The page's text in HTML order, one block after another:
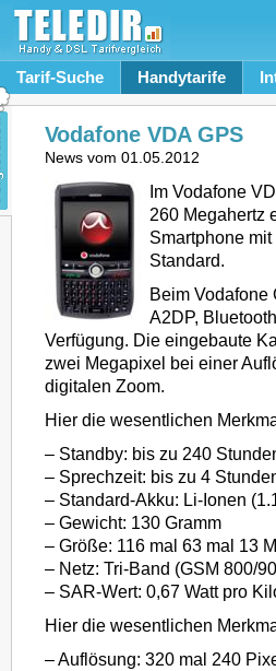
Tarif-Suche Handytarife
Vodafone VDA GPS
News vom 01.05.2012
Im Vodafone
260 Megahertz
Smartphone
Standard.
Beim Vodafone
A2DP,
Verfügung. Die eingebaute
zwei Megapixel bei einer
digitalen Zoom.
Hier die wesentlichen
– Standby: bis zu 240
– Sprechzeit: bis zu 4
– Standard-Akku: Li-Ionen
– Gewicht: 130 Gramm
– Größe: 116 mal 63 mal 13
– Netz: Tri-Band (GSM 800/
– SAR-Wert: 0,67 Watt pro
Hier die wesentlichen
– Auflösung: 320 mal 240